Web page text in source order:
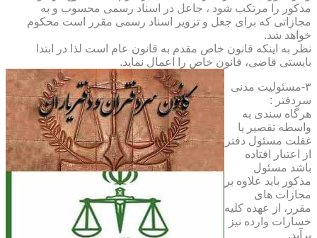
مذکور را مرتکب شود ، جاعل در اسناد رسمی محسوب و به
مجازاتی که برای جعل و تزویر اسناد رسمی مقرر است محکوم
خواهد شد.
نظر به اینکه قانون خاص مقدم به قانون عام است لذا در ابتدا
بایستی قاضی، قانون خاص را اعمال نماید.
۳-مسئولیت مدنی
سردفتر :
هرگاه سندی به
واسطه تقصیر یا
غفلت مسئول دفتر
از اعتبار افتاده
باشد مسئول
مذکور باید علاوه بر
مجازات های
مقرر، از عهده کلیه
خسارات وارده نیز
برآید.